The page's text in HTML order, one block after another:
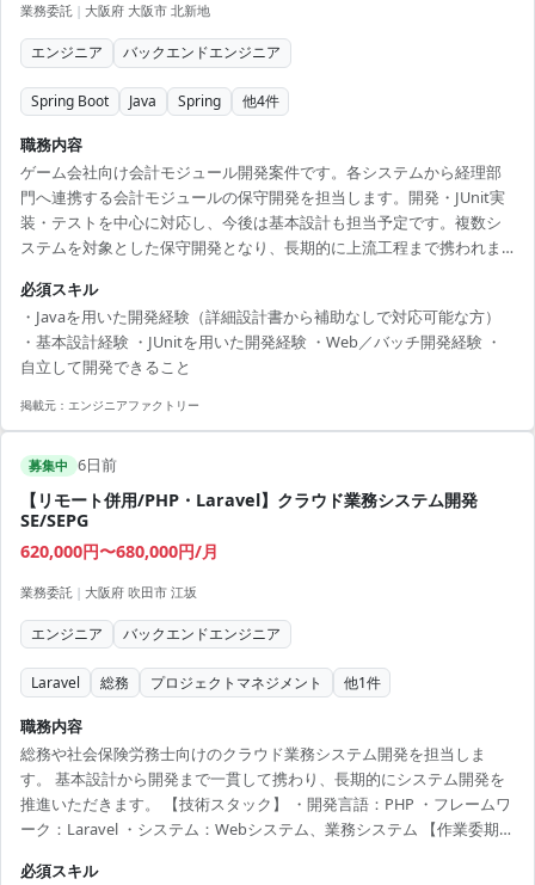
業務委託 | 大阪府 大阪市 北新地
エンジニア バックエンドエンジニア
Spring Boot Java Spring 他4件
職務内容
ゲーム会社向け会計モジュール開発案件です。各システムから経理部
門へ連携する会計モジュールの保守開発を担当します。開発・JUnit実
装・テストを中心に対応し、今後は基本設計も担当予定です。複数シ
ステムを対象とした保守開発となり、長期的に上流工程まで携われま
Boot ・データベース：MySQL ・テスト：JUnit
必須スキル
・Javaを用いた開発経験（詳細設計書から補助なしで対応可能な方）
・基本設計経験 ・JUnitを用いた開発経験 ・Web／バッチ開発経験 ・
自立して開発できること
掲載元： エンジニアファクトリー
募集中 6日前
【リモート併用/PHP・Laravel】クラウド業務システム開発
SE/SEPG
620,000円〜680,000円/月
業務委託 | 大阪府 吹田市 江坂
エンジニア バックエンドエンジニア
Laravel 総務 プロジェクトマネジメント 他1件
職務内容
総務や社会保険労務士向けのクラウド業務システム開発を担当しま
す。 基本設計から開発まで一貫して携わり、長期的にシステム開発を
推進いただきます。 【技術スタック】 ・開発言語：PHP ・フレームワ
ーク：Laravel ・システム：Webシステム、業務システム 【作業委期
必須スキル